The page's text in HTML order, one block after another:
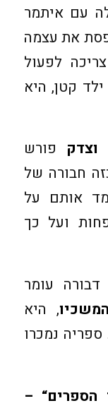
עם איתמר
את עצמה
לפעול
קטן, היא
פורש
חבורה של
אותם על
ועל כך
עומר
, היא
נמכרו
הספרים“ –